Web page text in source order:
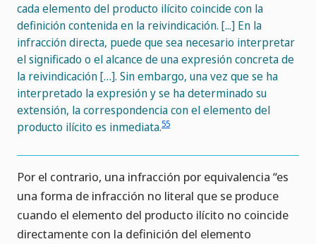
cada elemento del producto ilícito coincide con la
definición contenida en la reivindicación. [...] En la
infracción directa, puede que sea necesario interpretar
el significado o el alcance de una expresión concreta de
la reivindicación […]. Sin embargo, una vez que se ha
interpretado la expresión y se ha determinado su
extensión, la correspondencia con el elemento del
producto ilícito es inmediata.55
Por el contrario, una infracción por equivalencia “es
una forma de infracción no literal que se produce
cuando el elemento del producto ilícito no coincide
directamente con la definición del elemento